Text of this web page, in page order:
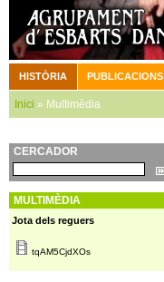
Menú principal
HISTÒRIA PUBLICACIONS
Esteu aquí
Inici » Multimèdia
CERCADOR
Cerca
MULTIMÈDIA
Jota dels reguers
tqAM5CjdXOs